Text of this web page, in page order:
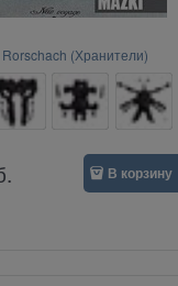
(Хранители)
В корзину